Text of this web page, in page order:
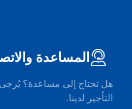
المساعدة
هل تحتاج إلى مساعدة؟ يُرجى
التأجير لدينا.